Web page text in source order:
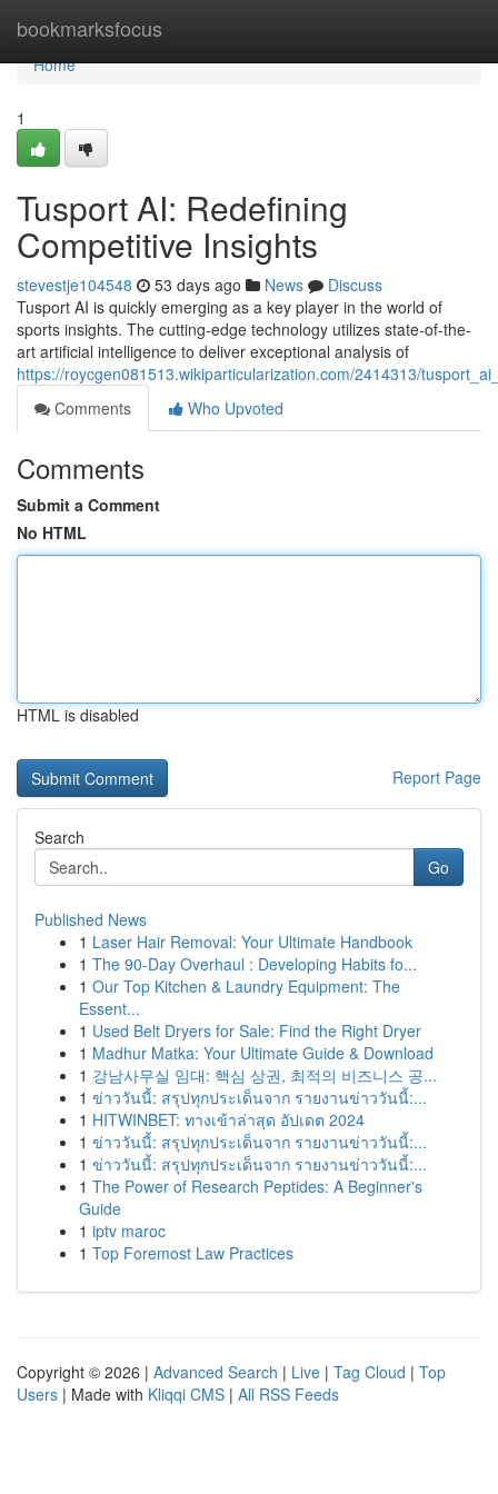
bookmarksfocus
Home
Home
1
Tusport AI: Redefining
Competitive Insights
stevestje104548 53 days ago News
Discuss
Tusport AI is quickly emerging as a key player in the world of
sports insights. The cutting-edge technology utilizes state-of-the-
art artificial intelligence to deliver exceptional analysis of
https://roycgen081513.wikiparticularization.com/2414313/
Comments
Who Upvoted
Comments
Submit a Comment
No HTML
HTML is disabled
Report Page
Search
Go
Published News
1 Laser Hair Removal: Your Ultimate Handbook
1 The 90-Day Overhaul : Developing Habits fo...
1 Our Top Kitchen & Laundry Equipment: The
Essent...
1 Used Belt Dryers for Sale: Find the Right Dryer
1 Madhur Matka: Your Ultimate Guide & Download
1 강남사무실 임대: 핵심 상권, 최적의 비즈니스 공...
1 ข่าววันนี้: สรุปทุกประเด็นจาก รายงานข่าววันนี้:...
1 HITWINBET: ทางเข้าล่าสุด อัปเดต 2024
1 ข่าววันนี้: สรุปทุกประเด็นจาก รายงานข่าววันนี้:...
1 ข่าววันนี้: สรุปทุกประเด็นจาก รายงานข่าววันนี้:...
1 The Power of Research Peptides: A Beginner's
Guide
1 iptv maroc
1 Top Foremost Law Practices
Copyright © 2026 | Advanced Search | Live | Tag Cloud | Top
Users | Made with Kliqqi CMS | All RSS Feeds